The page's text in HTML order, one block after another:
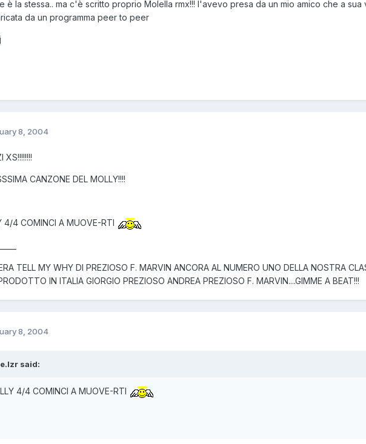
è la stessa.. ma c'è scritto proprio Molella rmx!!! l'avevo presa da un mio amico che a sua
da un programma peer to peer
8, 2004
XS!!!!!!!!
CANZONE DEL MOLLY!!!!
4/4 COMINCI A MUOVE-RTI
TELL MY WHY DI PREZIOSO F. MARVIN ANCORA AL NUMERO UNO DELLA NOSTRA
IN ITALIA GIORGIO PREZIOSO ANDREA PREZIOSO F. MARVIN....GIMME A BEAT!!!
8, 2004
said:
4/4 COMINCI A MUOVE-RTI